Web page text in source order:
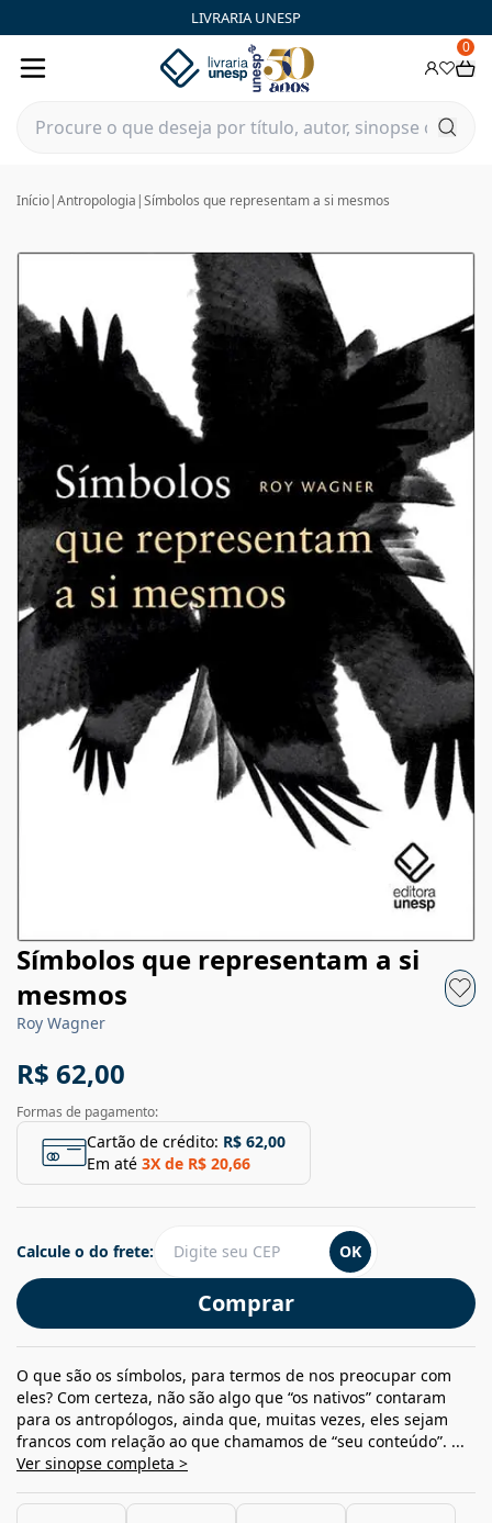
LIVRARIA UNESP
0
Início|Antropologia |Símbolos que representam a si mesmos
Símbolos que representam a si
mesmos
Roy Wagner
R$ 62,00
Formas de pagamento:
Cartão de crédito: R$ 62,00
Em até 3X de R$ 20,66
Comprar
Calcule o do frete: OK
O que são os símbolos, para termos de nos preocupar com
eles? Com certeza, não são algo que “os nativos” contaram
para os antropólogos, ainda que, muitas vezes, eles sejam
francos com relação ao que chamamos de “seu conteúdo”. ...
Ver sinopse completa >